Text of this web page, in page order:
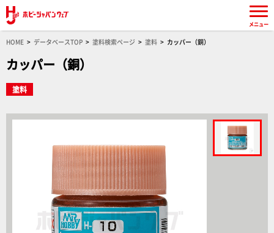
HOME データベースTOP 塗料検索ページ 塗料 カッパー（銅）
カッパー（銅）
塗料
メニュー